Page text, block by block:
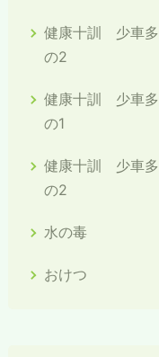
健康十訓 少車
の2
健康十訓 少車
の1
健康十訓 少車
の2
水の毒
おけつ